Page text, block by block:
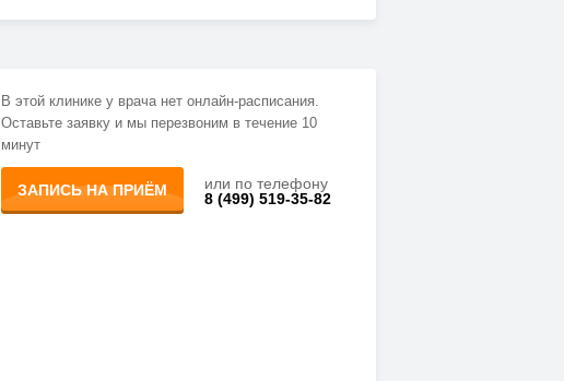
В этой клинике у врача нет онлайн-расписания.
Оставьте заявку и мы перезвоним в течение 10
минут
ЗАПИСЬ НА ПРИЁМ
или по телефону
8 (499) 519-35-82